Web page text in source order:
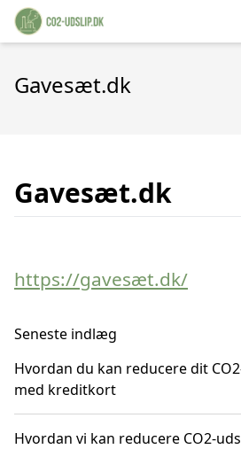
Gavesæt.dk
Gavesæt.dk
https://gavesæt.dk/
Seneste indlæg
Hvordan du kan reducere dit
med kreditkort
Hvordan vi kan reducere CO2-